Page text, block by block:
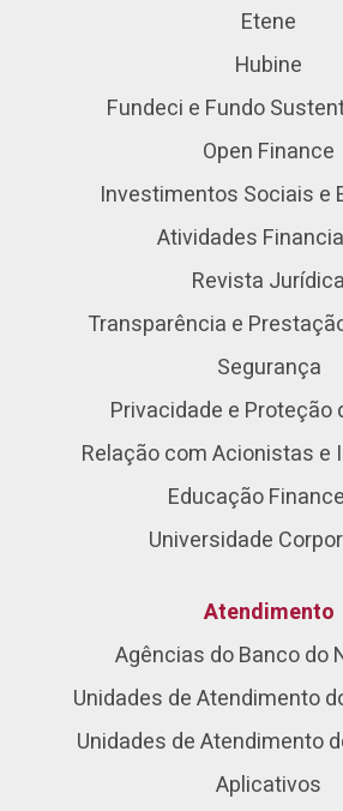
Etene
Hubine
Fundeci e Fundo
Open Finance
Investimentos Sociais e
Atividades
Revista Jurídica
Transparência e
Segurança
Privacidade e Proteção
Relação com Acionistas e
Educação
Universidade
Atendimento
Agências do Banco do
Unidades de Atendimento
Unidades de Atendimento
Aplicativos